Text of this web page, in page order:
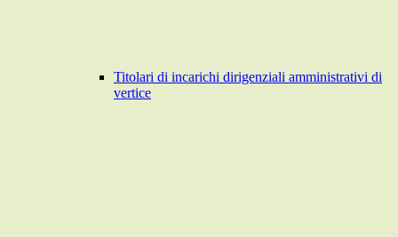
Titolari di incarichi dirigenziali amministrativi di
vertice